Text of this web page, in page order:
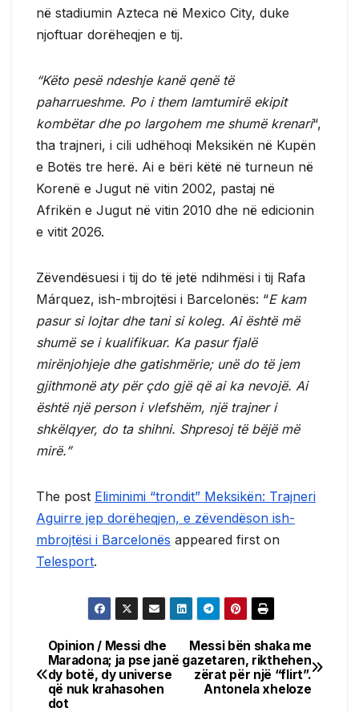
në stadiumin Azteca në Mexico City, duke
njoftuar dorëheqjen e tij.
“Këto pesë ndeshje kanë qenë të
paharrueshme. Po i them lamtumirë ekipit
kombëtar dhe po largohem me shumë krenari“,
tha trajneri, i cili udhëhoqi Meksikën në Kupën
e Botës tre herë. Ai e bëri këtë në turneun në
Korenë e Jugut në vitin 2002, pastaj në
Afrikën e Jugut në vitin 2010 dhe në edicionin
e vitit 2026.
Zëvendësuesi i tij do të jetë ndihmësi i tij Rafa
Márquez, ish-mbrojtësi i Barcelonës: “E kam
pasur si lojtar dhe tani si koleg. Ai është më
shumë se i kualifikuar. Ka pasur fjalë
mirënjohjeje dhe gatishmërie; unë do të jem
gjithmonë aty për çdo gjë që ai ka nevojë. Ai
është një person i vlefshëm, një trajner i
shkëlqyer, do ta shihni. Shpresoj të bëjë më
mirë.”
The post Eliminimi “trondit” Meksikën: Trajneri
Aguirre jep dorëheqjen, e zëvendëson ish-
mbrojtësi i Barcelonës appeared first on
Telesport.
Post
navigation
Messi bën shaka me
gazetaren, rikthehen
zërat për një “flirt”.
Antonela xheloze
Opinion / Messi dhe
Maradona; ja pse janë
dy botë, dy universe
që nuk krahasohen
dot